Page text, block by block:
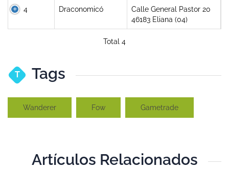
4 Draconomicó
Calle General Pastor 20
46183 Eliana (04)
Total 4
T Tags
Wanderer Fow Gametrade
Artículos Relacionados